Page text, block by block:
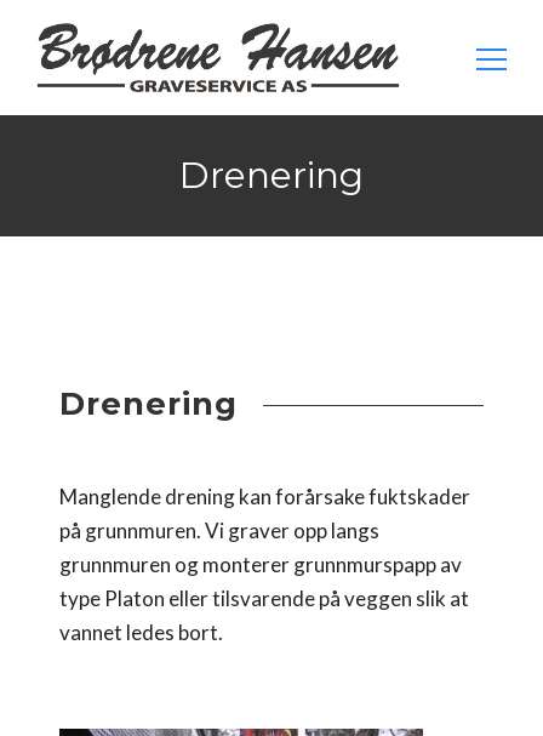
Drenering
Drenering
Manglende drening kan forårsake fuktskader
på grunnmuren. Vi graver opp langs
grunnmuren og monterer grunnmurspapp av
type Platon eller tilsvarende på veggen slik at
vannet ledes bort.